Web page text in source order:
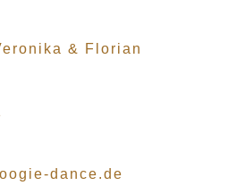
& Florian
dance.de